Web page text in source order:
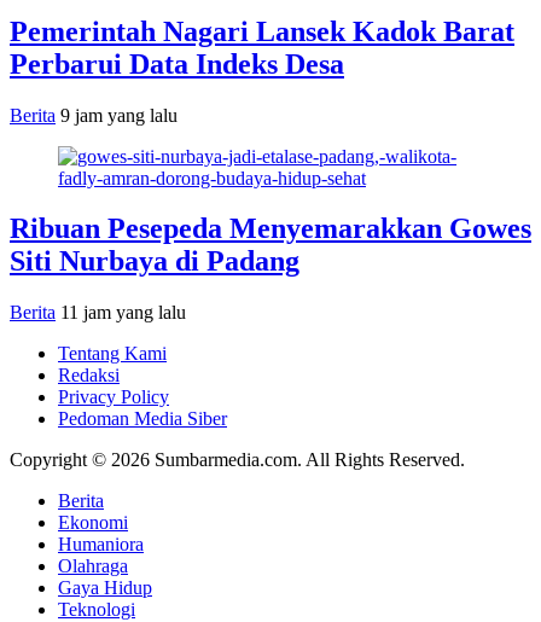
Pemerintah Nagari Lansek Kadok Barat
Perbarui Data Indeks Desa
Berita 9 jam yang lalu
Ribuan Pesepeda Menyemarakkan Gowes
Siti Nurbaya di Padang
Berita 11 jam yang lalu
Tentang Kami
Redaksi
Privacy Policy
Pedoman Media Siber
Copyright © 2026 Sumbarmedia.com. All Rights Reserved.
Berita
Ekonomi
Humaniora
Olahraga
Gaya Hidup
Teknologi